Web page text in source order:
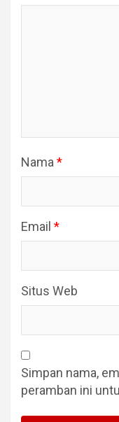
Nama *
Email *
Situs Web
Simpan nama,
peramban ini